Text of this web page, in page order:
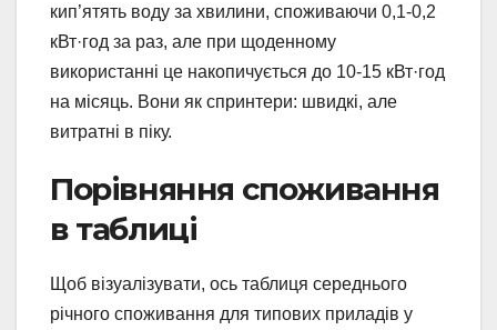
кип’ятять воду за хвилини, споживаючи 0,1-0,2
кВт·год за раз, але при щоденному
використанні це накопичується до 10-15 кВт·год
на місяць. Вони як спринтери: швидкі, але
витратні в піку.
Порівняння споживання
в таблиці
Щоб візуалізувати, ось таблиця середнього
річного споживання для типових приладів у